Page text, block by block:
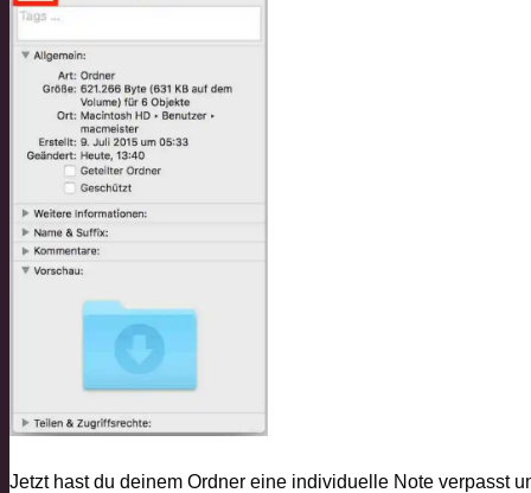
Jetzt hast du deinem Ordner eine individuelle Note verpasst